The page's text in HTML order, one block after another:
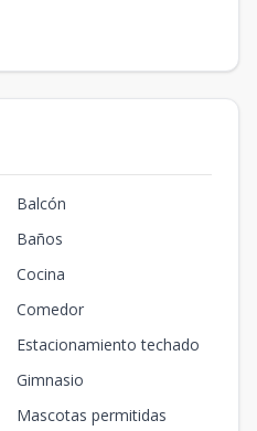
Balcón
Baños
Cocina
Comedor
Estacionamiento techado
Gimnasio
Mascotas permitidas